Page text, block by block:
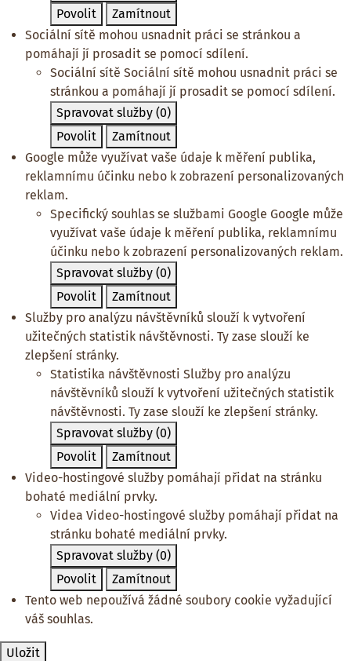
Povolit
Zamítnout
Sociální sítě mohou usnadnit práci se stránkou a
pomáhají jí prosadit se pomocí sdílení.
Sociální sítě Sociální sítě mohou usnadnit práci se
stránkou a pomáhají jí prosadit se pomocí sdílení.
Spravovat služby (0)
Povolit
Zamítnout
Google může využívat vaše údaje k měření publika,
reklamnímu účinku nebo k zobrazení personalizovaných
reklam.
Specifický souhlas se službami Google Google může
využívat vaše údaje k měření publika, reklamnímu
účinku nebo k zobrazení personalizovaných reklam.
Spravovat služby (0)
Povolit
Zamítnout
Služby pro analýzu návštěvníků slouží k vytvoření
užitečných statistik návštěvnosti. Ty zase slouží ke
zlepšení stránky.
Statistika návštěvnosti Služby pro analýzu
návštěvníků slouží k vytvoření užitečných statistik
návštěvnosti. Ty zase slouží ke zlepšení stránky.
Spravovat služby (0)
Povolit
Zamítnout
Video-hostingové služby pomáhají přidat na stránku
bohaté mediální prvky.
Videa Video-hostingové služby pomáhají přidat na
stránku bohaté mediální prvky.
Spravovat služby (0)
Povolit
Zamítnout
Tento web nepoužívá žádné soubory cookie vyžadující
váš souhlas.
Uložit